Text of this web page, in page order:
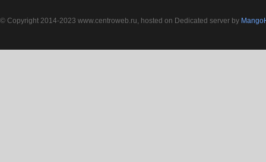
© Copyright 2014-2023 www.centroweb.ru, hosted on Dedicated server by